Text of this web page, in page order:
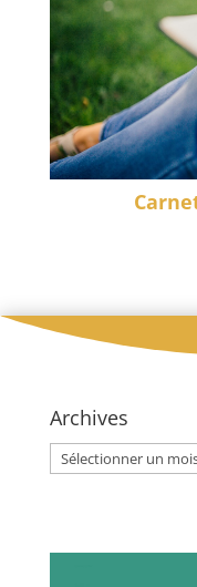
Archives
Archives